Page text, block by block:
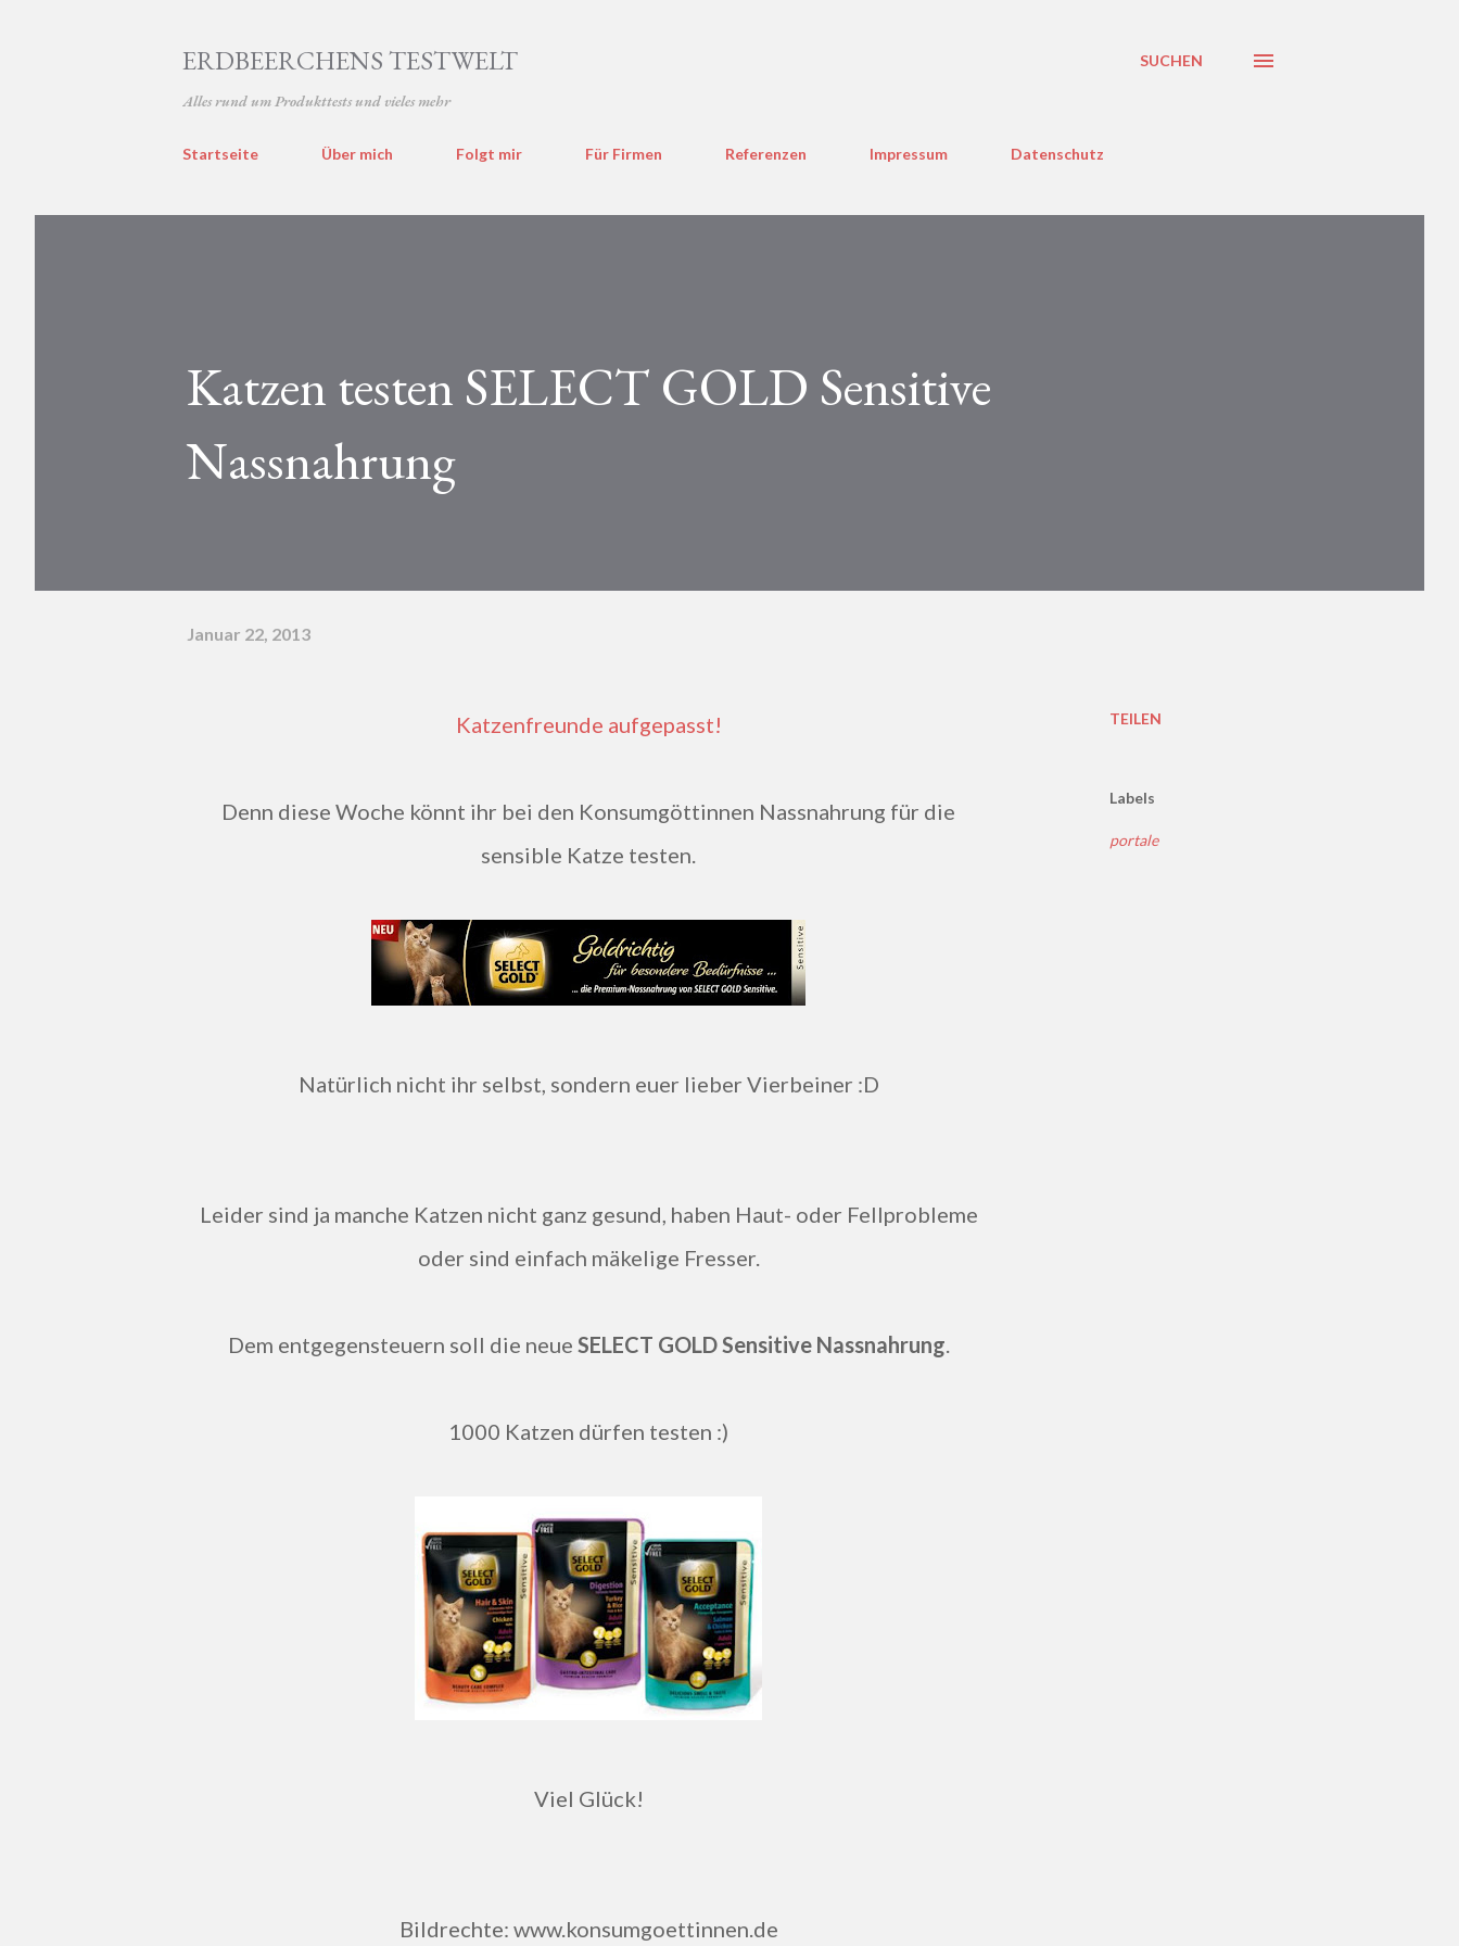
ERDBEERCHENS TESTWELT
Alles rund um Produkttests und vieles mehr
SUCHEN
Startseite Über mich Folgt mir Für Firmen Referenzen Impressum Datenschutz
Katzen testen SELECT GOLD Sensitive
Nassnahrung
Januar 22, 2013
Katzenfreunde aufgepasst!
Denn diese Woche könnt ihr bei den Konsumgöttinnen Nassnahrung für die
sensible Katze testen.
Natürlich nicht ihr selbst, sondern euer lieber Vierbeiner :D
Leider sind ja manche Katzen nicht ganz gesund, haben Haut- oder Fellprobleme
oder sind einfach mäkelige Fresser.
Dem entgegensteuern soll die neue SELECT GOLD Sensitive Nassnahrung.
1000 Katzen dürfen testen :)
Viel Glück!
Bildrechte: www.konsumgoettinnen.de
TEILEN
Labels
portale